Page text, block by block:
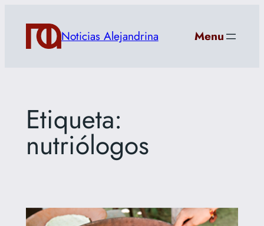
contenido
Noticias Alejandrina Menu
Etiqueta:
nutriólogos